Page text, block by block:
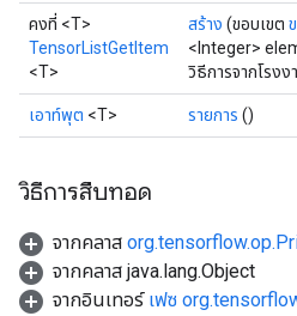
คงที่ <T>
TensorListGetItem
<T>
สร้าง (ขอบเขต
<Integer>
วิธีการจากโรง
เอาท์พุต <T> รายการ ()
วิธีการสืบทอด
จากคลาส
จากคลาส java.lang.Object
จากอินเทอร์ เฟซ